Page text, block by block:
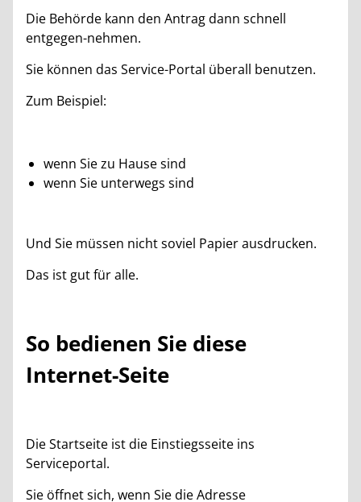
Die Behörde kann den Antrag dann schnell
entgegen-nehmen.
Sie können das Service-Portal überall benutzen.
Zum Beispiel:
wenn Sie zu Hause sind
wenn Sie unterwegs sind
Und Sie müssen nicht soviel Papier ausdrucken.
Das ist gut für alle.
So bedienen Sie diese
Internet-Seite
Die Startseite ist die Einstiegsseite ins
Serviceportal.
Sie öffnet sich, wenn Sie die Adresse